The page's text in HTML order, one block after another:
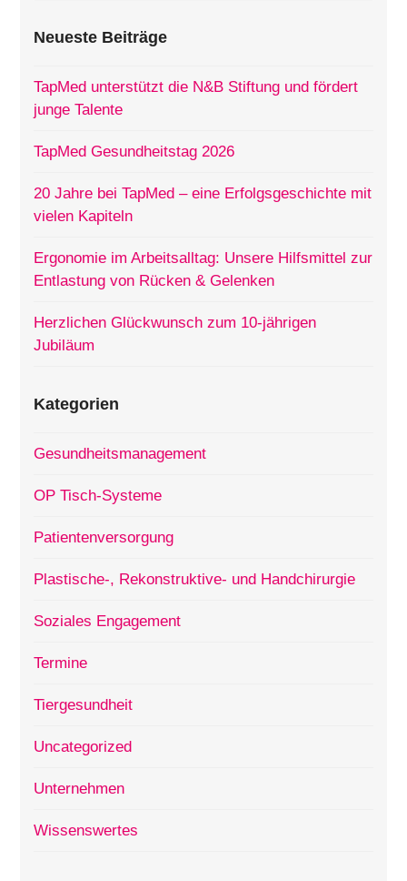
Neueste Beiträge
TapMed unterstützt die N&B Stiftung und fördert
junge Talente
TapMed Gesundheitstag 2026
20 Jahre bei TapMed – eine Erfolgsgeschichte mit
vielen Kapiteln
Ergonomie im Arbeitsalltag: Unsere Hilfsmittel zur
Entlastung von Rücken & Gelenken
Herzlichen Glückwunsch zum 10-jährigen
Jubiläum
Kategorien
Gesundheitsmanagement
OP Tisch-Systeme
Patientenversorgung
Plastische-, Rekonstruktive- und Handchirurgie
Soziales Engagement
Termine
Tiergesundheit
Uncategorized
Unternehmen
Wissenswertes